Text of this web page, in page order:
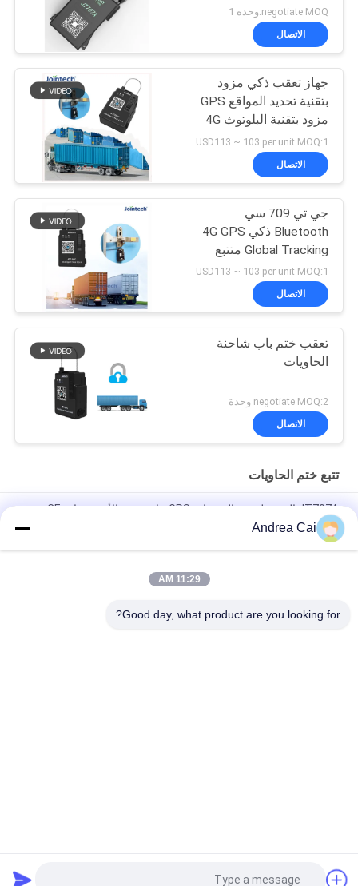
Seal lock
negotiate MOQ:وحدة 1
الاتصال
جهاز تعقب ذكي مزود
بتقنية تحديد المواقع GPS
مزود بتقنية البلوتوث 4G
JT709C
USD113 ~ 103 per unit MOQ:1
الاتصال
جي تي 709 سي
Bluetooth ذكي 4G GPS
Global Tracking متتبع
الختم الإلكتروني
USD113 ~ 103 per unit MOQ:1
الاتصال
تعقب ختم باب شاحنة
الحاويات
negotiate MOQ:2 وحدة
الاتصال
تتبع ختم الحاويات
JT707A المحمولة ضد الصدمات GPS حاوية ختم الأمن شهادة CE
الختم الإلكتروني لنظام تحديد المواقع العالمي (GPS)
نظام تحديد المواقع الذكي للأقفال الإلكترونية للشاحنات تتبع الحاويات
Andrea Cai
11:29 AM
Good day, what product are you looking for?